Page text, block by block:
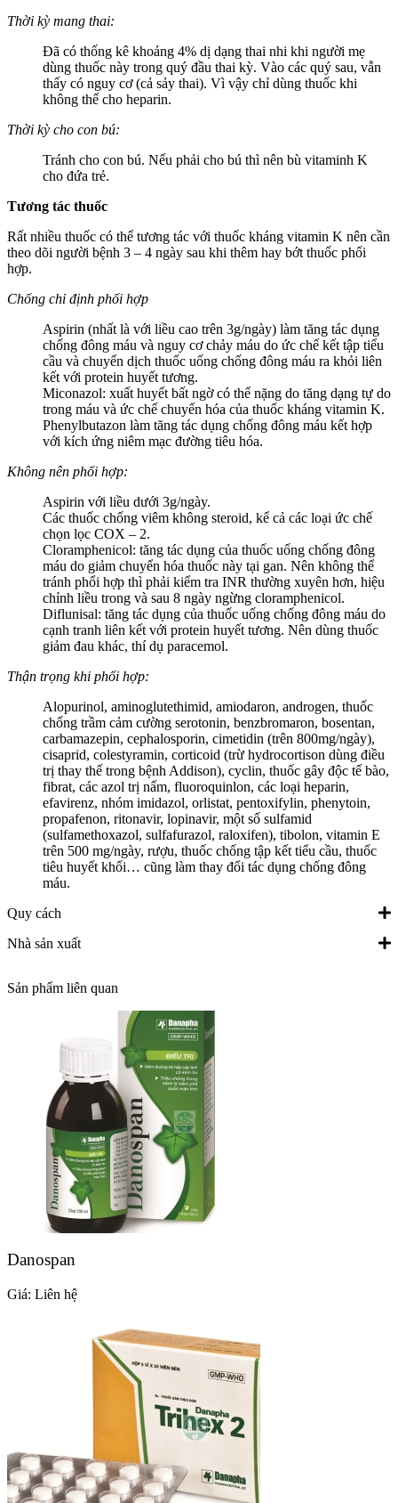
Thời kỳ mang thai:
Đã có thống kê khoảng 4% dị dạng thai nhi khi người mẹ
dùng thuốc này trong quý đầu thai kỳ. Vào các quý sau, vẫn
thấy có nguy cơ (cả sảy thai). Vì vậy chỉ dùng thuốc khi
không thể cho heparin.
Thời kỳ cho con bú:
Tránh cho con bú. Nếu phải cho bú thì nên bù vitaminh K
cho đứa trẻ.
Tương tác thuốc
Rất nhiều thuốc có thể tương tác với thuốc kháng vitamin K nên cần
theo dõi người bệnh 3 – 4 ngày sau khi thêm hay bớt thuốc phối
hợp.
Chống chỉ định phối hợp
Aspirin (nhất là với liều cao trên 3g/ngày) làm tăng tác dụng
chống đông máu và nguy cơ chảy máu do ức chế kết tập tiểu
cầu và chuyển dịch thuốc uống chống đông máu ra khỏi liên
kết với protein huyết tương.
Miconazol: xuất huyết bất ngờ có thể nặng do tăng dạng tự do
trong máu và ức chế chuyển hóa của thuốc kháng vitamin K.
Phenylbutazon làm tăng tác dụng chống đông máu kết hợp
với kích ứng niêm mạc đường tiêu hóa.
Không nên phối hợp:
Aspirin với liều dưới 3g/ngày.
Các thuốc chống viêm không steroid, kể cả các loại ức chế
chọn lọc COX – 2.
Cloramphenicol: tăng tác dụng của thuốc uống chống đông
máu do giảm chuyển hóa thuốc này tại gan. Nên không thể
tránh phổi hợp thì phải kiểm tra INR thường xuyên hơn, hiệu
chỉnh liều trong và sau 8 ngày ngừng cloramphenicol.
Diflunisal: tăng tác dụng của thuốc uống chống đông máu do
cạnh tranh liên kết với protein huyết tương. Nên dùng thuốc
giảm đau khác, thí dụ paracemol.
Thận trọng khi phối hợp:
Alopurinol, aminoglutethimid, amiodaron, androgen, thuốc
chống trầm cảm cường serotonin, benzbromaron, bosentan,
carbamazepin, cephalosporin, cimetidin (trên 800mg/ngày),
cisaprid, colestyramin, corticoid (trừ hydrocortison dùng điều
trị thay thế trong bệnh Addison), cyclin, thuốc gây độc tế bào,
fibrat, các azol trị nấm, fluoroquinlon, các loại heparin,
efavirenz, nhóm imidazol, orlistat, pentoxifylin, phenytoin,
propafenon, ritonavir, lopinavir, một số sulfamid
(sulfamethoxazol, sulfafurazol, raloxifen), tibolon, vitamin E
trên 500 mg/ngày, rượu, thuốc chống tập kết tiểu cầu, thuốc
tiêu huyết khối… cũng làm thay đổi tác dụng chống đông
máu.
Quy cách
Nhà sản xuất
Sản phẩm liên quan
Danospan
Giá: Liên hệ